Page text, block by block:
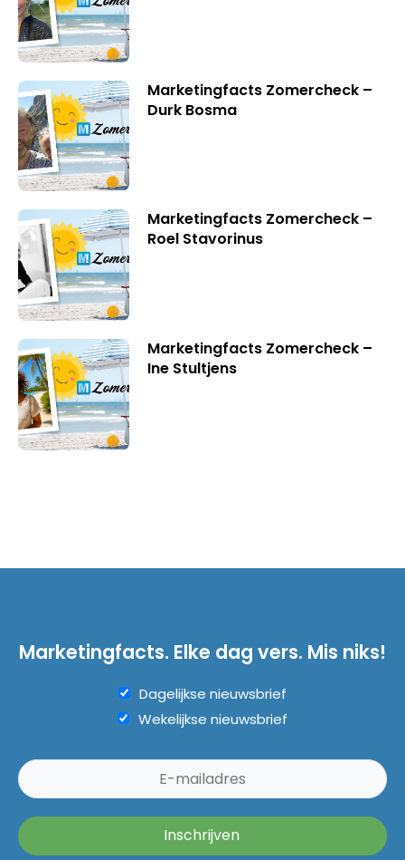
Marketingfacts Zomercheck –
Durk Bosma
Marketingfacts Zomercheck –
Roel Stavorinus
Marketingfacts Zomercheck –
Ine Stultjens
Marketingfacts. Elke dag vers. Mis niks!
Dagelijkse nieuwsbrief
Wekelijkse nieuwsbrief